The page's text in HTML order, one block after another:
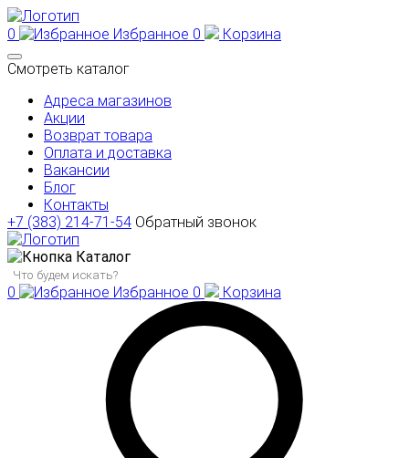
0 Избранное 0
Корзина
Смотреть каталог
Адреса магазинов
Акции
Возврат товара
Оплата и доставка
Вакансии
Блог
Контакты
+7 (383) 214-71-54 Обратный звонок
Каталог
0 Избранное 0 Корзина